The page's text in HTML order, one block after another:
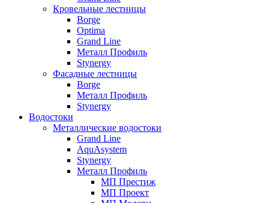
Кровельные лестницы
Borge
Optima
Grand Line
Металл Профиль
Stynergy
Фасадные лестницы
Borge
Металл Профиль
Stynergy
Водостоки
Металлические водостоки
Grand Line
AquAsystem
Stynergy
Металл Профиль
МП Престиж
МП Проект